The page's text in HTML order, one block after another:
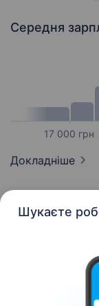
Шукаєте
Середня
17 000 грн
Докладніше